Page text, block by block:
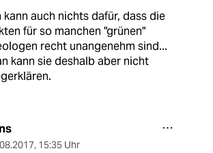
kann auch nichts dafür, dass die
für so manchen "grünen"
recht unangenehm sind...
kann sie deshalb aber nicht
, 15:35 Uhr